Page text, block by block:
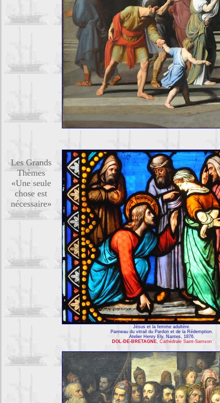
Les Grands
Thèmes
«Une seule
chose est
nécessaire»
Jésus et la femme adultère.
Panneau du vitrail du Pardon et de la Rédemption.
Atelier Henry Ely, Nantes, 1876.
DOL-DE-BRETAGNE, Cathédrale Saint-Samson